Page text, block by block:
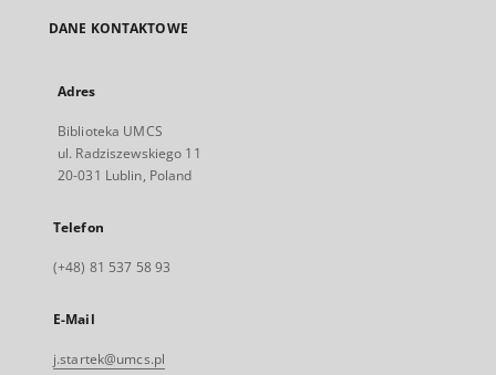
DANE KONTAKTOWE
Adres
Biblioteka UMCS
ul. Radziszewskiego 11
20-031 Lublin, Poland
Telefon
(+48) 81 537 58 93
E-Mail
j.startek@umcs.pl